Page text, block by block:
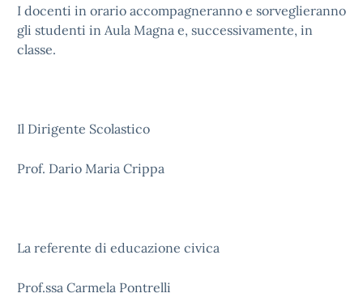
I docenti in orario accompagneranno e sorveglieranno
gli studenti in Aula Magna e, successivamente, in
classe.
Il Dirigente Scolastico
Prof. Dario Maria Crippa
La referente di educazione civica
Prof.ssa Carmela Pontrelli